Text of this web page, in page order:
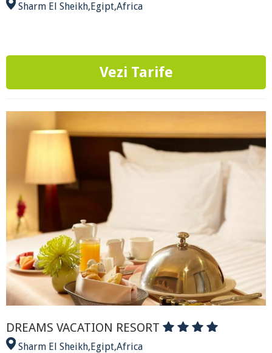
Sharm El Sheikh, Egipt,Africa
Vezi Tarife
DREAMS VACATION RESORT
Sharm El Sheikh,Egipt,Africa